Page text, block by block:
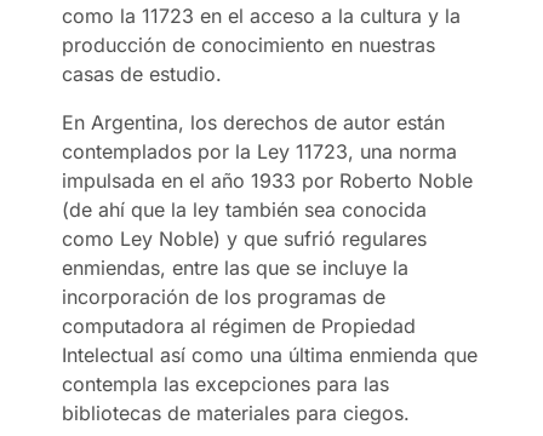
como la 11723 en el acceso a la cultura y la
producción de conocimiento en nuestras
casas de estudio.
En Argentina, los derechos de autor están
contemplados por la Ley 11723, una norma
impulsada en el año 1933 por Roberto Noble
(de ahí que la ley también sea conocida
como Ley Noble) y que sufrió regulares
enmiendas, entre las que se incluye la
incorporación de los programas de
computadora al régimen de Propiedad
Intelectual así como una última enmienda que
contempla las excepciones para las
bibliotecas de materiales para ciegos.